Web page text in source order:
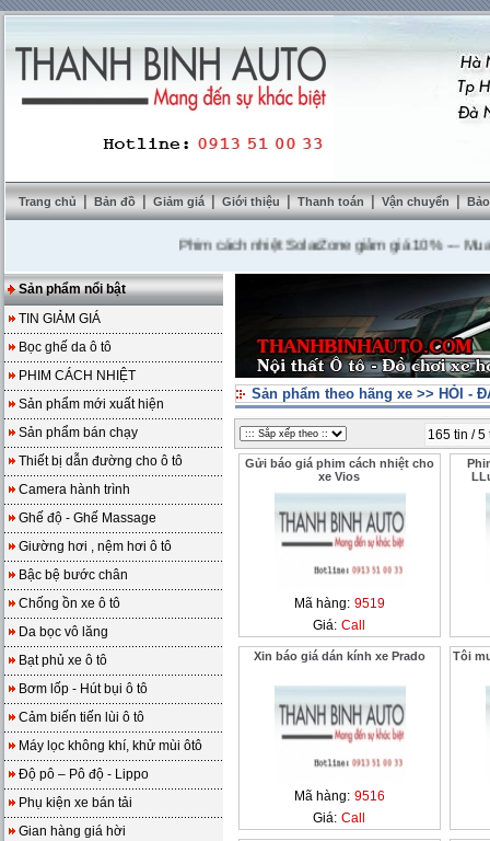
Trang chủ | Bản đồ | Giảm giá | Giới thiệu | Thanh toán | Vận chuyển |
Phim cách nhiệt SolarZone giảm giá 10%---Mua
Sản phẩm nổi bật
TIN GIẢM GIÁ
Bọc ghế da ô tô
PHIM CÁCH NHIỆT
Sản phẩm mới xuất hiện
Sản phẩm bán chạy
Thiết bị dẫn đường cho ô tô
Camera hành trình
Ghế độ - Ghế Massage
Giường hơi , nệm hơi ô tô
Bậc bệ bước chân
Chống ồn xe ô tô
Da bọc vô lăng
Bạt phủ xe ô tô
Bơm lốp - Hút bụi ô tô
Cảm biến tiến lùi ô tô
Máy lọc không khí, khử mùi ôtô
Độ pô – Pô độ - Lippo
Phụ kiện xe bán tải
Gian hàng giá hời
Sản phẩm theo hãng xe >> HỎI -
165 tin /
Gửi báo giá phim cách nhiệt cho
xe Vios
Mã hàng: 9519
Giá: Call
Xin báo giá dán kính xe Prado
Mã hàng: 9516
Giá: Call
Tôi